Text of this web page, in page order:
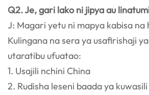
Q2. Je, gari lako ni jipya au
J: Magari yetu ni mapya kabisa na
Kulingana na sera ya usafirishaji
utaratibu ufuatao:
1. Usajili nchini China
2. Rudisha leseni baada ya